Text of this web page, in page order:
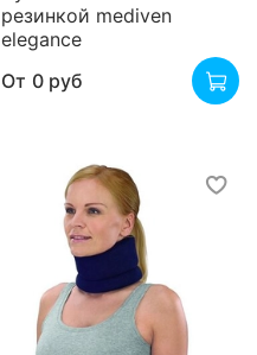
резинкой mediven
elegance
От 0 руб